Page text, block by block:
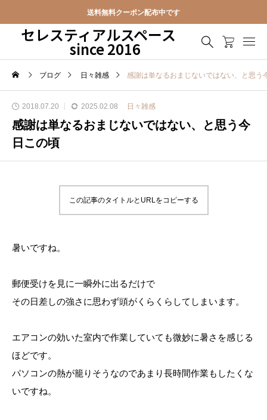
送料無料クーポン配布中です
セレスティアルスペース
since 2016
ブログ 日々雑感 感謝は単なるおまじないではない、と思う
2018.07.20 2025.02.08 日々雑感
感謝は単なるおまじないではない、と思う今
日この頃
この記事のタイトルとURLをコピーする
暑いですね。
郵便受けを見に一瞬外に出るだけで
その日差しの強さに思わず頭がくらくらしてしまいます。
エアコンの効いた室内で作業していても微妙に暑さを感じる
ほどです。
パソコンの熱が籠りそうなのであまり長時間作業もしたくな
いですね。